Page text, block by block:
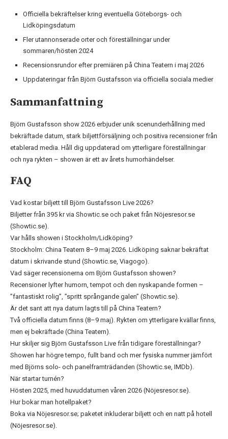
Officiella bekräftelser kring eventuella Göteborgs- och
Lidköpingsdatum
Fler utannonserade orter och föreställningar under
sommaren/hösten 2024
Recensionsrundor efter premiären på China Teatern i maj 2026
Uppdateringar från Björn Gustafsson via officiella sociala medier
Sammanfattning
Björn Gustafsson show 2026 erbjuder unik scenunderhållning med
bekräftade datum, stark biljettförsäljning och positiva recensioner från
etablerad media. Håll dig uppdaterad om ytterligare föreställningar
och nya rykten – showen är ett av årets humorhändelser.
FAQ
Vad kostar biljett till Björn Gustafsson Live 2026?
Biljetter från 395 kr via Showtic.se och paket från Nöjesresor.se
(Showtic.se).
Var hålls showen i Stockholm/Lidköping?
Stockholm: China Teatern 8–9 maj 2026. Lidköping saknar bekräftat
datum i skrivande stund (Showtic.se, Viagogo).
Vad säger recensionerna om Björn Gustafsson showen?
Recensioner lyfter humorn, tempot och den nyskapande formen –
”fantastiskt rolig”, ”spritt språngande galen” (Showtic.se).
Är det sant att nya datum lagts till på China Teatern?
Två officiella datum finns (8–9 maj). Rykten om ytterligare kvällar finns,
men ej bekräftade (China Teatern).
Hur skiljer sig Björn Gustafsson Live från tidigare föreställningar?
Showen har högre tempo, fullt band och mer fysiska nummer jämfört
med Björns solo- och panelframträdanden (Showtic.se, IMDb).
När startar turnén?
Hösten 2025, med huvuddatumen våren 2026 (Nöjesresor.se).
Hur bokar man hotellpaket?
Boka via Nöjesresor.se; paketet inkluderar biljett och en natt på hotell
(Nöjesresor.se).